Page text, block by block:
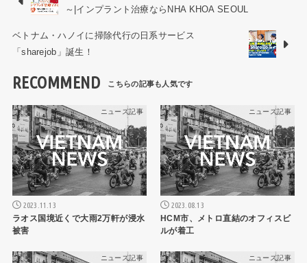
～|インプラント治療ならNHA KHOA SEOUL
ベトナム・ハノイに掃除代行の日系サービス
「sharejob」誕生！
RECOMMEND
ニュース記事
2023.11.13
ラオス国境近くで大雨2万軒が浸水
被害
ニュース記事
2023.08.13
HCM市、メトロ直結のオフィスビ
ルが着工
ニュース記事 ニュース記事